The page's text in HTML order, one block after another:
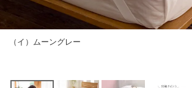
（イ）ムーングレー